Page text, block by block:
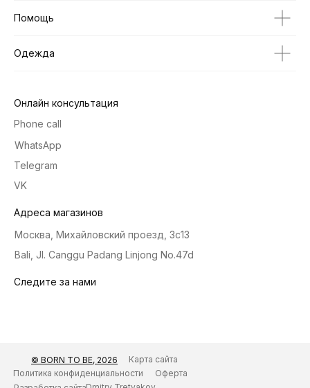
Помощь
Одежда
Онлайн консультация
Адреса магазинов
Следите за нами
© BORN TO BE, 2026
Политика конфиденциальности
Оферта
Карта сайта
WhatsApp
Telegram
Москва, Михайловский проезд, 3с13
Bali, Jl. Canggu Padang Linjong No.47d
VK
Phone call